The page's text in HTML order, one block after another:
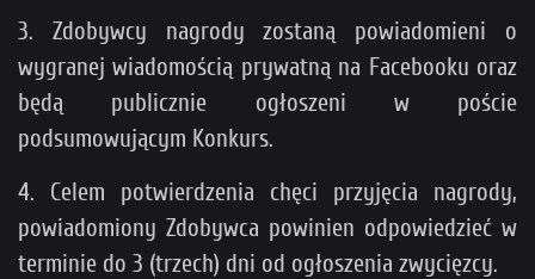
3. Zdobywcy nagrody zostaną powiadomieni o
wygranej wiadomością prywatną na Facebooku oraz
będą publicznie ogłoszeni w poście
podsumowującym Konkurs.
4. Celem potwierdzenia chęci przyjęcia nagrody,
powiadomiony Zdobywca powinien odpowiedzieć w
terminie do 3 (trzech) dni od ogłoszenia zwycięzcy.